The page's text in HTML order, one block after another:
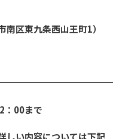
南区東九条西山王町1）
：00まで
しい内容については下記